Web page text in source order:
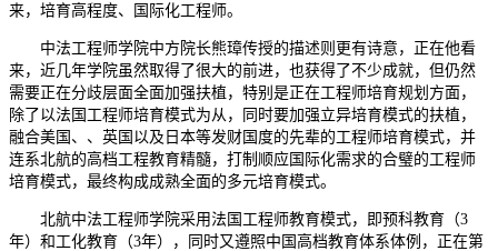
来，培育高程度、国际化工程师。
中法工程师学院中方院长熊璋传授的描述则更有诗意，正在他看
来，近几年学院虽然取得了很大的前进，也获得了不少成就，但仍然
需要正在分歧层面全面加强扶植，特别是正在工程师培育规划方面，
除了以法国工程师培育模式为从，同时要加强立异培育模式的扶植，
融合美国、、英国以及日本等发财国度的先辈的工程师培育模式，并
连系北航的高档工程教育精髓，打制顺应国际化需求的合璧的工程师
培育模式，最终构成成熟全面的多元培育模式。
北航中法工程师学院采用法国工程师教育模式，即预科教育（3
年）和工化教育（3年），同时又遵照中国高档教育体系体例，正在第